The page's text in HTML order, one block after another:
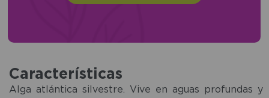
Características
Alga atlántica silvestre. Vive en aguas profundas y